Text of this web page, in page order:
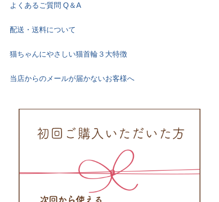
よくあるご質問 Q＆A
配送・送料について
猫ちゃんにやさしい猫首輪３大特徴
当店からのメールが届かないお客様へ